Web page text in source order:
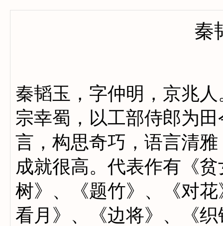
秦
秦韬玉，字仲明，京兆
宗幸蜀，以工部侍郎为
言，构思奇巧，语言清
成就很高。代表作有《
树》、《题竹》、《对
看月》、《边将》、《